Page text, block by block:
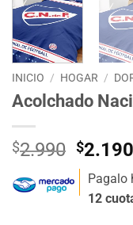
INICIO / HOGAR /
Acolchado
$2.990 El
precio
era:
$2.190
Pagalo
12